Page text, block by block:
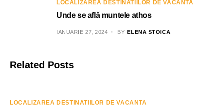
LOCALIZAREA DESTINATIILOR DE VACANTA
Unde se află muntele athos
IANUARIE 27, 2024 BY ELENA STOICA
Related Posts
LOCALIZAREA DESTINATIILOR DE VACANTA